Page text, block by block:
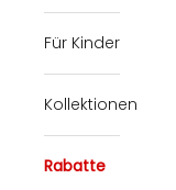
Für Kinder
Kollektionen
Rabatte